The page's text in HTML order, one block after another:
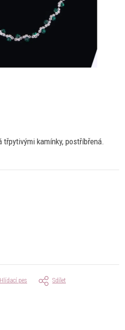
kamínky, postříbřená.
Hlídací pes Sdílet